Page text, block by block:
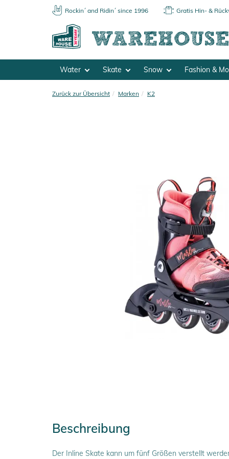
Rockin´ and Ridin´ since 1996 Gratis Hin- &
Water Skate Snow Fashion &
Zurück zur Übersicht Marken K2
Beschreibung
Der Inline Skate kann um fünf Größen verstellt